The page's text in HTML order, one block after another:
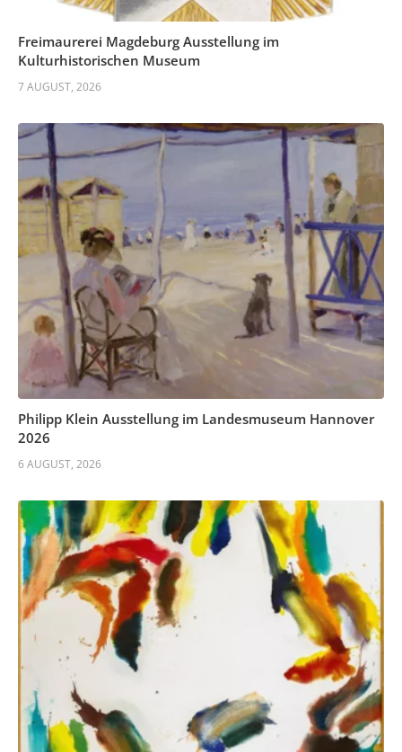
Freimaurerei Magdeburg Ausstellung im
Kulturhistorischen Museum
7 AUGUST, 2026
Philipp Klein Ausstellung im Landesmuseum Hannover
2026
6 AUGUST, 2026